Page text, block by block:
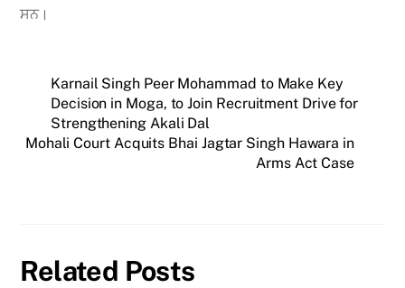
ਸਨ।
Karnail Singh Peer Mohammad to Make Key
Decision in Moga, to Join Recruitment Drive for
Strengthening Akali Dal
Mohali Court Acquits Bhai Jagtar Singh Hawara in
Arms Act Case
Related Posts